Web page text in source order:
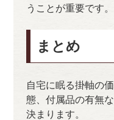
うことが重要です。
まとめ
自宅に眠る掛軸の
態、付属品の有無
決まります。